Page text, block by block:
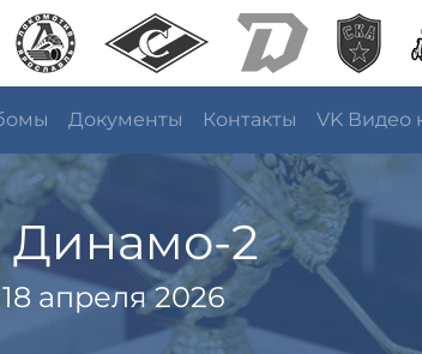
Документы Контакты VK Видео
Динамо-2
апреля 2026